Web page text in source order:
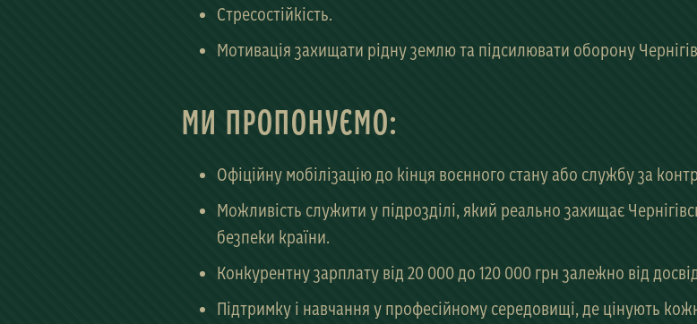
Стресостійкість.
Мотивація захищати рідну землю та підсилювати оборону
МИ ПРОПОНУЄМО:
Офіційну мобілізацію до кінця воєнного стану або службу за
Можливість служити у підрозділі, який реально захищає
безпеки країни.
Конкурентну зарплату від 20 000 до 120 000 грн залежно від
Підтримку і навчання у професійному середовищі, де цінують